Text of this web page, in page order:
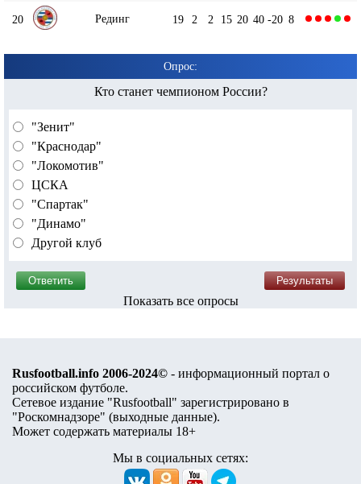
20 Рединг 19 2 2 15 20 40 -20 8
Опрос:
Кто станет чемпионом России?
"Зенит"
"Краснодар"
"Локомотив"
ЦСКА
"Спартак"
"Динамо"
Другой клуб
Показать все опросы
Rusfootball.info 2006-2024© - информационный портал о
российском футболе.
Сетевое издание "Rusfootball" зарегистрировано в
"Роскомнадзоре" (выходные данные).
Может содержать материалы 18+
Мы в социальных сетях: